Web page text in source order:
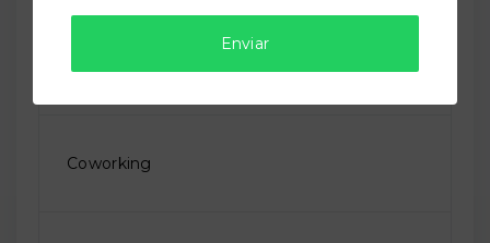
Bicicletário
Coworking
Enviar